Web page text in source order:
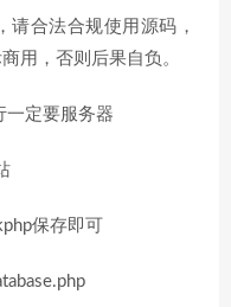
请合法合规使用源码，
用，否则后果自负。
一定要服务器
保存即可